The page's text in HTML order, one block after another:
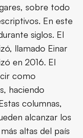
sobre todo
En este
siglos. El
llamado Einar
en 2016. El
como
haciendo
columnas,
alcanzar los
altas del país